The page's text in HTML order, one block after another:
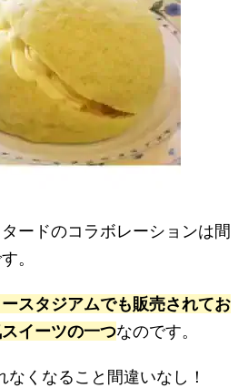
ードのコラボレーションは間
。
スタジアムでも販売されてお
イーツの一つなのです。
なくなること間違いなし！